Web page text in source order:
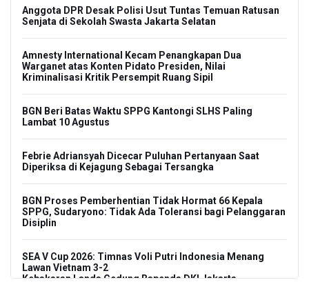
Anggota DPR Desak Polisi Usut Tuntas Temuan Ratusan
Senjata di Sekolah Swasta Jakarta Selatan
Amnesty International Kecam Penangkapan Dua
Warganet atas Konten Pidato Presiden, Nilai
Kriminalisasi Kritik Persempit Ruang Sipil
BGN Beri Batas Waktu SPPG Kantongi SLHS Paling
Lambat 10 Agustus
Febrie Adriansyah Dicecar Puluhan Pertanyaan Saat
Diperiksa di Kejagung Sebagai Tersangka
BGN Proses Pemberhentian Tidak Hormat 66 Kepala
SPPG, Sudaryono: Tidak Ada Toleransi bagi Pelanggaran
Disiplin
SEA V Cup 2026: Timnas Voli Putri Indonesia Menang
Lawan Vietnam 3-2
Kebakaran Landa Gedung Bapenda DKI Jakarta